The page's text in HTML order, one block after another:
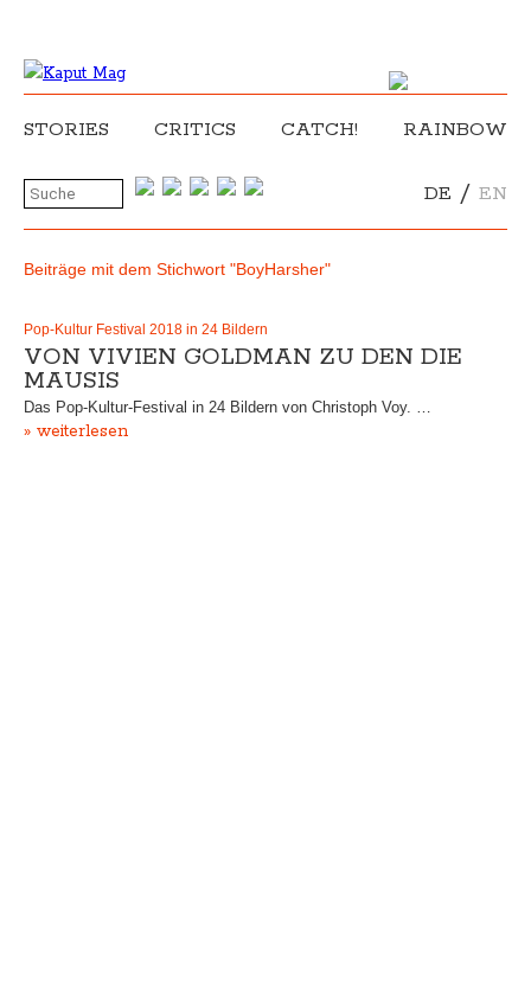
STORIES CRITICS CATCH! RAINBOW
DE / EN
Beiträge mit dem Stichwort "BoyHarsher"
Pop-Kultur Festival 2018 in 24 Bildern
VON VIVIEN GOLDMAN ZU DEN DIE
MAUSIS
Das Pop-Kultur-Festival in 24 Bildern von Christoph Voy. …
» weiterlesen